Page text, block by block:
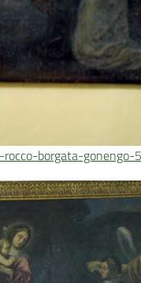
borgata-gonengo-5